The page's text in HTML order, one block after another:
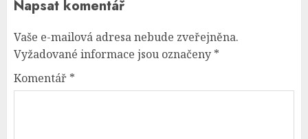
Napsat komentář
Vaše e-mailová adresa nebude zveřejněna.
Vyžadované informace jsou označeny *
Komentář *